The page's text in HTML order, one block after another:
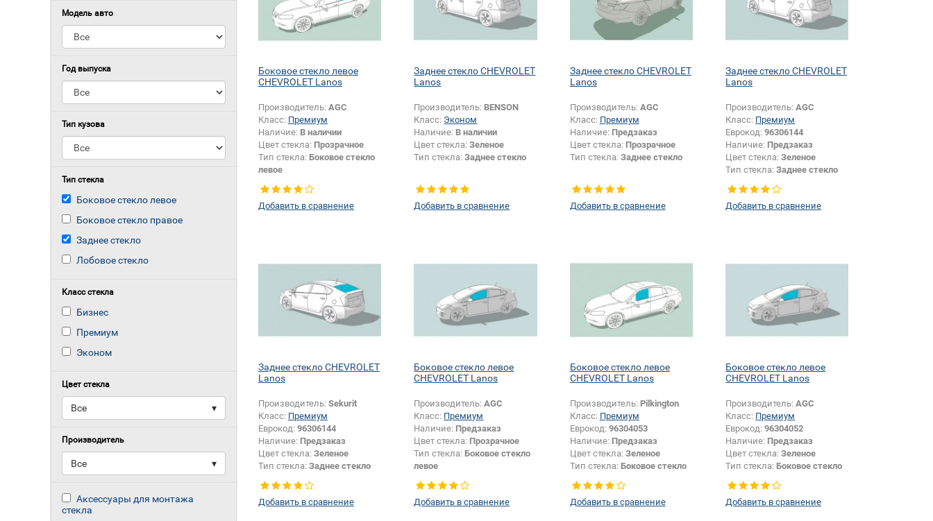
Модель авто
Год выпуска
Тип кузова
Тип стекла
Боковое стекло левое
Боковое стекло правое
Заднее стекло
Лобовое стекло
Класс стекла
Бизнес
Премиум
Эконом
Цвет стекла
▾
Все
Производитель
▾
Все
Аксессуары для монтажа
стекла
Боковое стекло левое
CHEVROLET Lanos
Производитель: AGC
Класс: Премиум
Наличие: В наличии
Цвет стекла: Прозрачное
Тип стекла: Боковое стекло
левое
Добавить в сравнение
Заднее стекло CHEVROLET
Lanos
Производитель: BENSON
Класс: Эконом
Наличие: В наличии
Цвет стекла:Зеленое
Тип стекла:Заднее стекло
Добавить в сравнение
Заднее стекло CHEVROLET
Lanos
Производитель: AGC
Класс: Премиум
Наличие: Предзаказ
Цвет стекла: Прозрачное
Тип стекла: Заднее стекло
Добавить в сравнение
Заднее стекло CHEVROLET
Lanos
Производитель:AGC
Класс: Премиум
Еврокод:96306144
Наличие: Предзаказ
Цвет стекла:Зеленое
Тип стекла:Заднее стекло
Добавить в сравнение
Заднее стекло CHEVROLET
Lanos
Производитель: Sekurit
Класс: Премиум
Еврокод: 96306144
Наличие: Предзаказ
Цвет стекла: Зеленое
Тип стекла: Заднее стекло
Добавить в сравнение
Боковое стекло левое
CHEVROLET Lanos
Производитель:AGC
Класс: Премиум
Наличие: Предзаказ
Цвет стекла: Прозрачное
Тип стекла: Боковое стекло
левое
Добавить в сравнение
Боковое стекло левое
CHEVROLET Lanos
Производитель: Pilkington
Класс: Премиум
Еврокод: 96304053
Наличие: Предзаказ
Цвет стекла: Зеленое
Тип стекла: Боковое стекло
левое
Добавить в сравнение
Боковое стекло левое
CHEVROLET Lanos
Производитель:AGC
Класс: Премиум
Еврокод:96304052
Наличие: Предзаказ
Цвет стекла:Зеленое
Тип стекла: Боковое стекло
левое
Добавить в сравнение